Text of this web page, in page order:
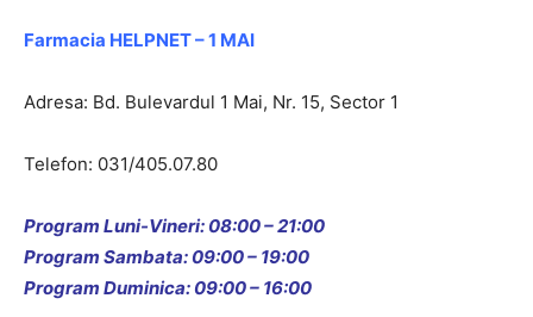
Farmacia HELPNET – 1 MAI
Adresa: Bd. Bulevardul 1 Mai, Nr. 15, Sector 1
Telefon: 031/405.07.80
Program Luni-Vineri: 08:00 – 21:00
Program Sambata: 09:00 – 19:00
Program Duminica: 09:00 – 16:00